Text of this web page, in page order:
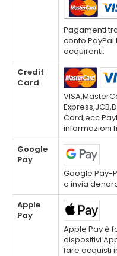
Pagamenti
conto
acquirenti.
Credit
Card
informazioni
Google
Pay
Google Pay-
o invia
Apple
Pay
Apple Pay è
dispositivi
fare acquisti